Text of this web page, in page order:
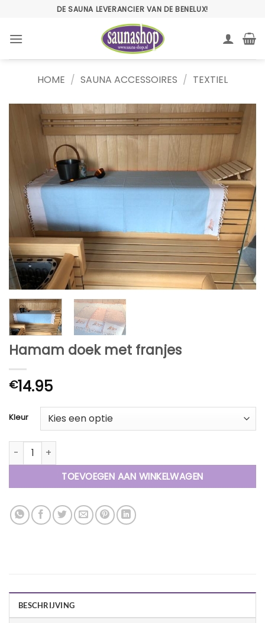
inhoud
DE SAUNA LEVERANCIER VAN DE BENELUX!
HOME / SAUNA ACCESSOIRES / TEXTIEL
Hamam doek met franjes
€14.95
Kleur
Hamam doek met franjes aantal
TOEVOEGEN AAN WINKELWAGEN
BESCHRIJVING